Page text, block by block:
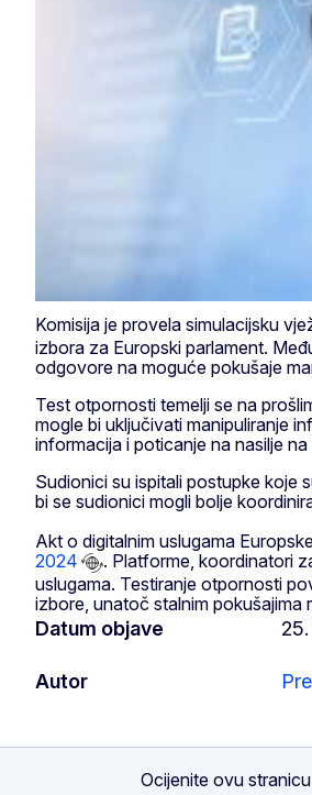
Komisija je provela simulacijsku
izbora za Europski parlament.
odgovore na moguće pokušaje
Test otpornosti temelji se na
mogle bi uključivati manipuliranje
informacija i poticanje na nasilje
Sudionici su ispitali postupke koje
bi se sudionici mogli bolje
Akt o digitalnim uslugama
2024
. Platforme, koordinatori
uslugama. Testiranje otpornosti
izbore, unatoč stalnim pokušajima
Datum objave
Autor
Ocijenite ovu stranicu